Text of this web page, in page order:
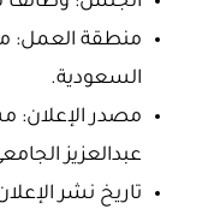
منطقة العمل:
السعودية.
مصدر الإعلان:
عبدالعزيز